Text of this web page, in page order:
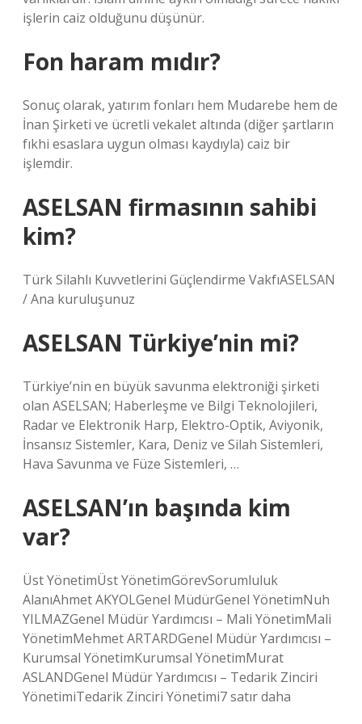
işlerin caiz olduğunu düşünür.
Fon haram mıdır?
Sonuç olarak, yatırım fonları hem Mudarebe hem de
İnan Şirketi ve ücretli vekalet altında (diğer şartların
fıkhi esaslara uygun olması kaydıyla) caiz bir
işlemdir.
ASELSAN firmasının sahibi
kim?
Türk Silahlı Kuvvetlerini Güçlendirme VakfıASELSAN
/ Ana kuruluşunuz
ASELSAN Türkiye’nin mi?
Türkiye’nin en büyük savunma elektroniği şirketi
olan ASELSAN; Haberleşme ve Bilgi Teknolojileri,
Radar ve Elektronik Harp, Elektro-Optik, Aviyonik,
İnsansız Sistemler, Kara, Deniz ve Silah Sistemleri,
Hava Savunma ve Füze Sistemleri, …
ASELSAN’ın başında kim
var?
Üst YönetimÜst YönetimGörevSorumluluk
AlanıAhmet AKYOLGenel MüdürGenel YönetimNuh
YILMAZGenel Müdür Yardımcısı – Mali YönetimMali
YönetimMehmet ARTARDGenel Müdür Yardımcısı –
Kurumsal YönetimKurumsal YönetimMurat
ASLANDGenel Müdür Yardımcısı – Tedarik Zinciri
YönetimiTedarik Zinciri Yönetimi7 satır daha